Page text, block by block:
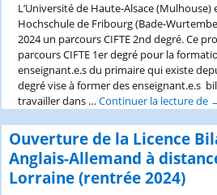
L’Université de Haute-Alsace (Mulhouse)
Hochschule de Fribourg (Bade-
2024 un parcours CIFTE 2nd degré. Ce
parcours CIFTE 1er degré pour la
enseignant.e.s du primaire qui existe
degré vise à former des enseignant.e.s
travailler dans …Continuer la lecture de
Ouverture de la Licence
Anglais-Allemand à
Lorraine (rentrée 2024)